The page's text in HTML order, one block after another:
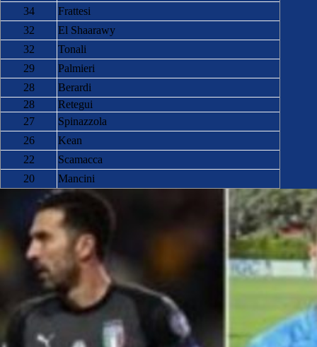
34
Frattesi
32
El Shaarawy
32
Tonali
29
Palmieri
28
Berardi
28
Retegui
27
Spinazzola
26
Kean
22
Scamacca
20
Mancini